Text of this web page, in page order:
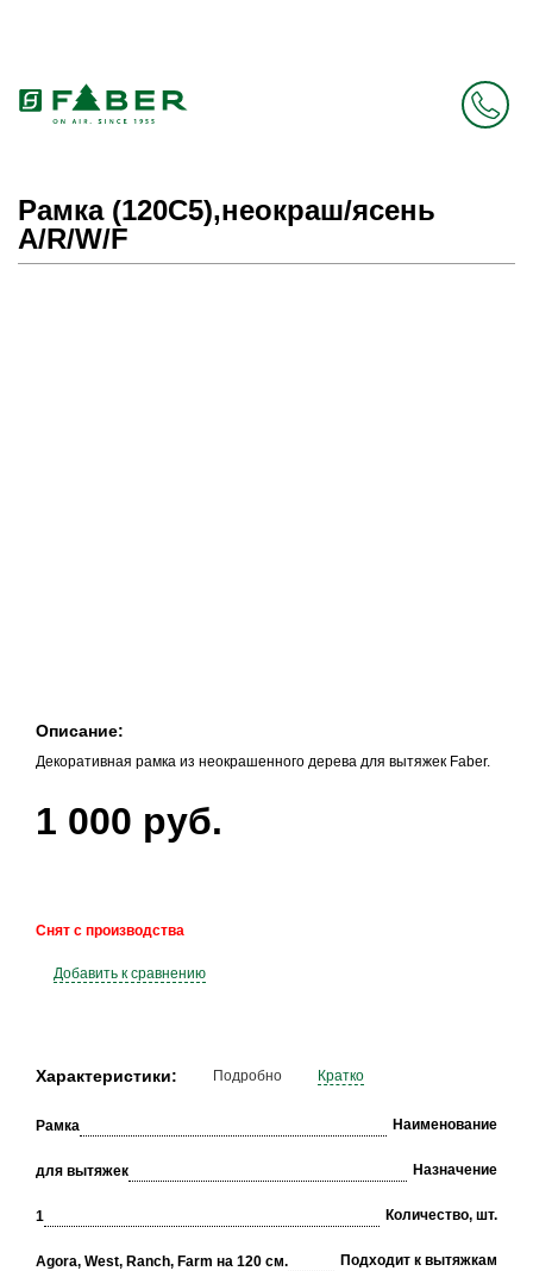
Рамка (120С5),неокраш/ясень
A/R/W/F
Описание:
Декоративная рамка из неокрашенного дерева для вытяжек Faber.
1 000 руб.
Снят с производства
Добавить к сравнению
Характеристики: Подробно Кратко
Рамка Наименование
для вытяжек Назначение
1 Количество, шт.
Agora, West, Ranch, Farm на 120 см. Подходит к вытяжкам